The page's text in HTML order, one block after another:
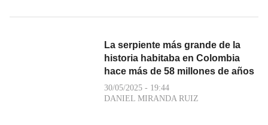
La serpiente más grande de la
historia habitaba en Colombia
hace más de 58 millones de años
30/05/2025 - 19:44
DANIEL MIRANDA RUIZ